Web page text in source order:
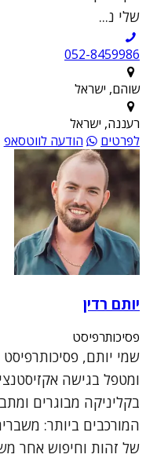
שלי נ...
052-8459986
שוהם, ישראל
רעננה, ישראל
לפרטים
הודעה לווטסאפ
יותם רדין
פסיכותרפיסט
שמי יותם,
ומטפל בגישה
בקליניקה מבוגרים
המורכבים ביותר:
של זהות וחיפוש אחר